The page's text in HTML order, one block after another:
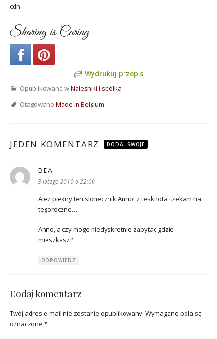
cdn.
Sharing is Caring
Wydrukuj przepis
Opublikowano wNaleśniki i spółka
Otagowano Made in Belgium
JEDEN KOMENTARZ DODAJ SWOJE
BEA
3 lutego 2010 o 22:00
Alez piekny ten slonecznik Anno! Z tesknota czekam na
tegoroczne…
Anno, a czy moge niedyskretnie zapytac gdzie
mieszkasz?
ODPOWIEDZ
Dodaj komentarz
Twój adres e-mail nie zostanie opublikowany. Wymagane pola są
oznaczone *